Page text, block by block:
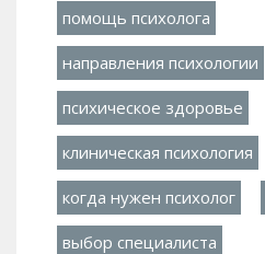
помощь психолога
направления психологии
психическое здоровье
клиническая психология
когда нужен психолог
выбор специалиста